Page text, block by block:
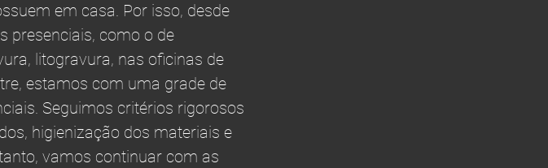
em casa. Por isso, desde
presenciais, como o de
litogravura, nas oficinas de
estamos com uma grade de
Seguimos critérios rigorosos
higienização dos materiais e
vamos continuar com as